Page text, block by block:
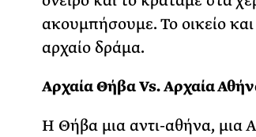
ακουμπήσουμε. Το οικείο
αρχαίο δράμα.
Αρχαία Θήβα Vs. Αρχαία
Η Θήβα μια αντι-αθήνα, μια